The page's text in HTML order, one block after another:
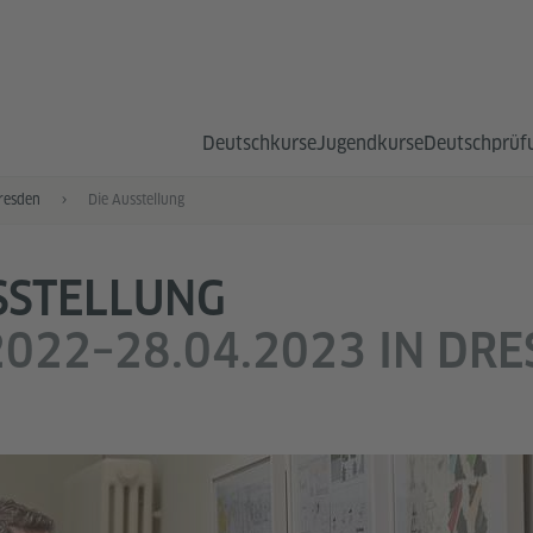
Deutsch­kurseJugend­kurse
Die Ausstellung
IN